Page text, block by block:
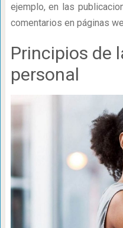
ejemplo, en las
comentarios en páginas
Principios de
personal